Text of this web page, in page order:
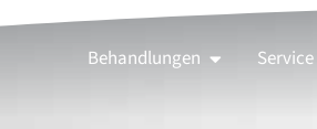
Behandlungen Service